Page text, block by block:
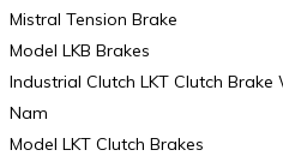
Mistral Tension Brake
Model LKB Brakes
Industrial Clutch LKT Clutch
Nam
Model LKT Clutch Brakes